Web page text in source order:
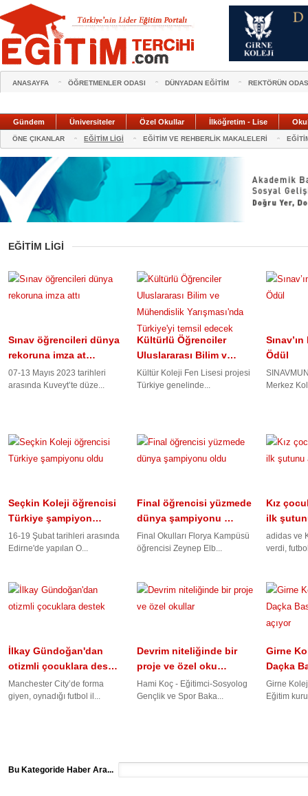
ANASAYFA ÖĞRETMENLER ODASI DÜNYADAN EĞİTİM REKTÖRÜN
Gündem Üniversiteler Özel Okullar İlköğretim - Lise
ÖNE ÇIKANLAR EĞİTİM LİGİ EĞİTİM VE REHBERLİK MAKALELERİ
EĞİTİM LİGİ
Sınav öğrencileri dünya
rekoruna imza at…
07-13 Mayıs 2023 tarihleri
arasında Kuveyt’te düze...
Kültürlü Öğrenciler
Uluslararası Bilim v…
Kültür Koleji Fen Lisesi projesi
Türkiye genelinde...
Ödül
Merkez
Seçkin Koleji öğrencisi
Türkiye şampiyon…
16-19 Şubat tarihleri arasında
Edirne'de yapılan O...
Final öğrencisi yüzmede
dünya şampiyonu …
Final Okulları Florya Kampüsü
öğrencisi Zeynep Elb...
Kız
ilk
adidas ve
verdi,
İlkay Gündoğan'dan
otizmli çocuklara des…
Manchester City’de forma
giyen, oynadığı futbol il...
Devrim niteliğinde bir
proje ve özel oku…
Hami Koç - Eğitimci-Sosyolog
Gençlik ve Spor Baka...
Girne
Daçka
Girne
Eğitim
Bu Kategoride Haber Ara...